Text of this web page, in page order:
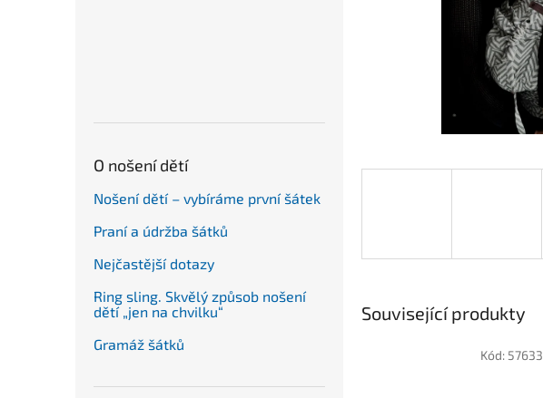
O nošení dětí
Nošení dětí – vybíráme první šátek
Praní a údržba šátků
Nejčastější dotazy
Ring sling. Skvělý způsob nošení
dětí „jen na chvilku“
Gramáž šátků
Související produkty
Kód: 57633